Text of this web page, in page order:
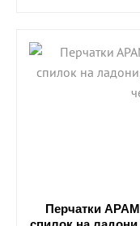
Перчатки